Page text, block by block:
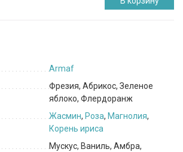
Armaf
Фрезия, Абрикос, Зеленое
яблоко, Флердоранж
Жасмин, Роза, Магнолия,
Корень ириса
Мускус, Ваниль, Амбра,